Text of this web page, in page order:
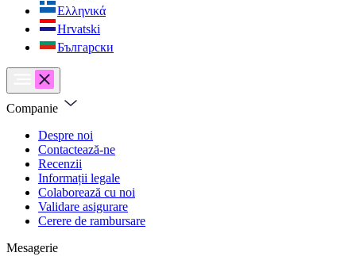
Ελληνικά
Hrvatski
Български
Companie
Despre noi
Contactează-ne
Recenzii
Informații legale
Colaborează cu noi
Validare asigurare
Cerere de rambursare
Mesagerie